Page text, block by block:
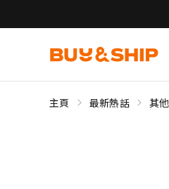
主頁 最新熱話 其他